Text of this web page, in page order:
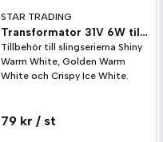
STAR TRADING
Transformator 31V 6W till Shiny - Golden - Crispy
Tillbehör till slingserierna Shiny
Warm White, Golden Warm
White och Crispy Ice White.
79 kr / st